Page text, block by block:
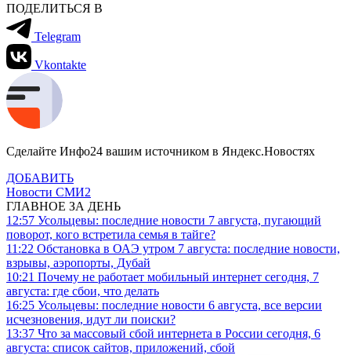
ПОДЕЛИТЬСЯ В
Telegram
Vkontakte
Сделайте Инфо24 вашим источником в Яндекс.Новостях
ДОБАВИТЬ
Новости СМИ2
ГЛАВНОЕ ЗА ДЕНЬ
12:57 Усольцевы: последние новости 7 августа, пугающий
поворот, кого встретила семья в тайге?
11:22 Обстановка в ОАЭ утром 7 августа: последние новости,
взрывы, аэропорты, Дубай
10:21 Почему не работает мобильный интернет сегодня, 7
августа: где сбои, что делать
16:25 Усольцевы: последние новости 6 августа, все версии
исчезновения, идут ли поиски?
13:37 Что за массовый сбой интернета в России сегодня, 6
августа: список сайтов, приложений, сбой